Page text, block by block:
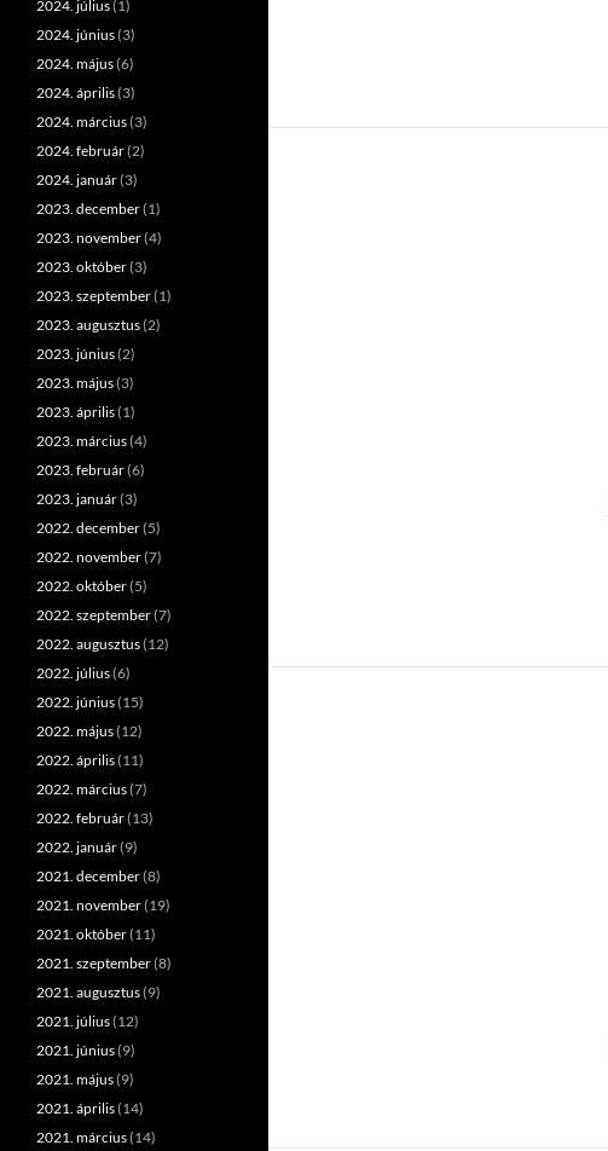
2024. július(1)
2024. június(3)
2024. május(6)
2024. április(3)
2024. március(3)
2024. február(2)
2024. január(3)
2023. december(1)
2023. november(4)
2023. október(3)
2023. szeptember(1)
2023. augusztus(2)
2023. június(2)
2023. május(3)
2023. április(1)
2023. március(4)
2023. február(6)
2023. január(3)
2022. december(5)
2022. november(7)
2022. október(5)
2022. szeptember(7)
2022. augusztus(12)
2022. július(6)
2022. június(15)
2022. május(12)
2022. április(11)
2022. március(7)
2022. február(13)
2022. január(9)
2021. december(8)
2021. november(19)
2021. október(11)
2021. szeptember(8)
2021. augusztus(9)
2021. július(12)
2021. június(9)
2021. május(9)
2021. április(14)
2021. március(14)